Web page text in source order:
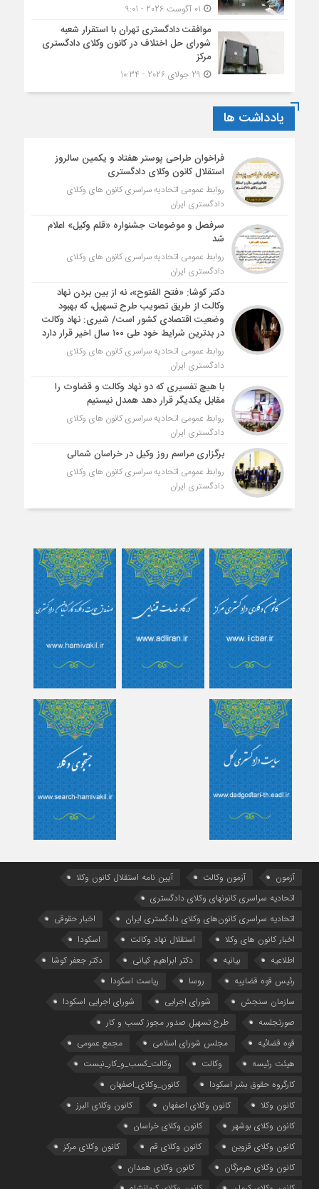
موافقت دادگستری تهران با استقرار شعبه
شورای حل اختلاف در کانون وکلای دادگستری
مرکز
یادداشت ها
فراخوان طراحی پوستر هفتاد و یکمین سالروز
استقلال کانون وکلای دادگستری
روابط عمومی اتحادیه سراسری کانون های وکلای
دادگستری ایران
سرفصل و موضوعات جشنواره «قلم وکیل» اعلام
شد
روابط عمومی اتحادیه سراسری کانون های وکلای
دادگستری ایران
دکتر کوشا: «فتح الفتوح»، نه از بین بردن نهاد
وکالت از طریق تصویب طرح تسهیل، که بهبود
وضعیت اقتصادی کشور است/ شیری: نهاد وکالت
در بدترین شرایط خود طی ۱۰۰ سال اخیر قرار دارد
روابط عمومی اتحادیه سراسری کانون های وکلای
دادگستری ایران
با هیچ تفسیری که دو نهاد وکالت و قضاوت را
مقابل یکدیگر قرار دهد همدل نیستیم
روابط عمومی اتحادیه سراسری کانون های وکلای
دادگستری ایران
برگزاری مراسم روز وکیل در خراسان شمالی
روابط عمومی اتحادیه سراسری کانون های وکلای
دادگستری ایران
آزمون آزمون وکالت
آیین ‌نامه استقلال کانون وکلا
اتحادیه سراسری کانونهای وکلای دادگستری
اتحادیه سراسری کانون‌های وکلای دادگستری ایران
اخبار حقوقی
اخبار کانون های وکلا
استقلال نهاد وکالت
اسکودا
اطلاعیه
بیانیه دکتر ابراهیم کیانی
دکتر جعفر کوشا
رئیس قوه قضاییه
روسا
ریاست اسکودا
سازمان سنجش
شورای اجرایی
شورای اجرایی اسکودا
صورتجلسه
طرح تسهیل صدور مجوز کسب و کار
قوه قضائیه
مجلس شورای اسلامی
مجمع عمومی
هیئت رئیسه
وکالت
وکالت_کسب_و_کار_نیست
کارگروه حقوق بشر اسکودا
کانون_وکلای_اصفهان
کانون وکلا
کانون وکلای اصفهان
کانون وکلای البرز
کانون وکلای بوشهر
کانون وکلای خراسان
کانون وکلای قزوین
کانون وکلای قم
کانون وکلای مرکز
کانون وکلای هرمزگان
کانون وکلای همدان